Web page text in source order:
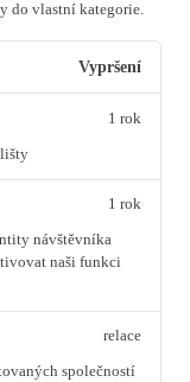
do vlastní kategorie.
Vypršení
lišty
1 rok
návštěvníka
naši funkci
1 rok
společností
relace